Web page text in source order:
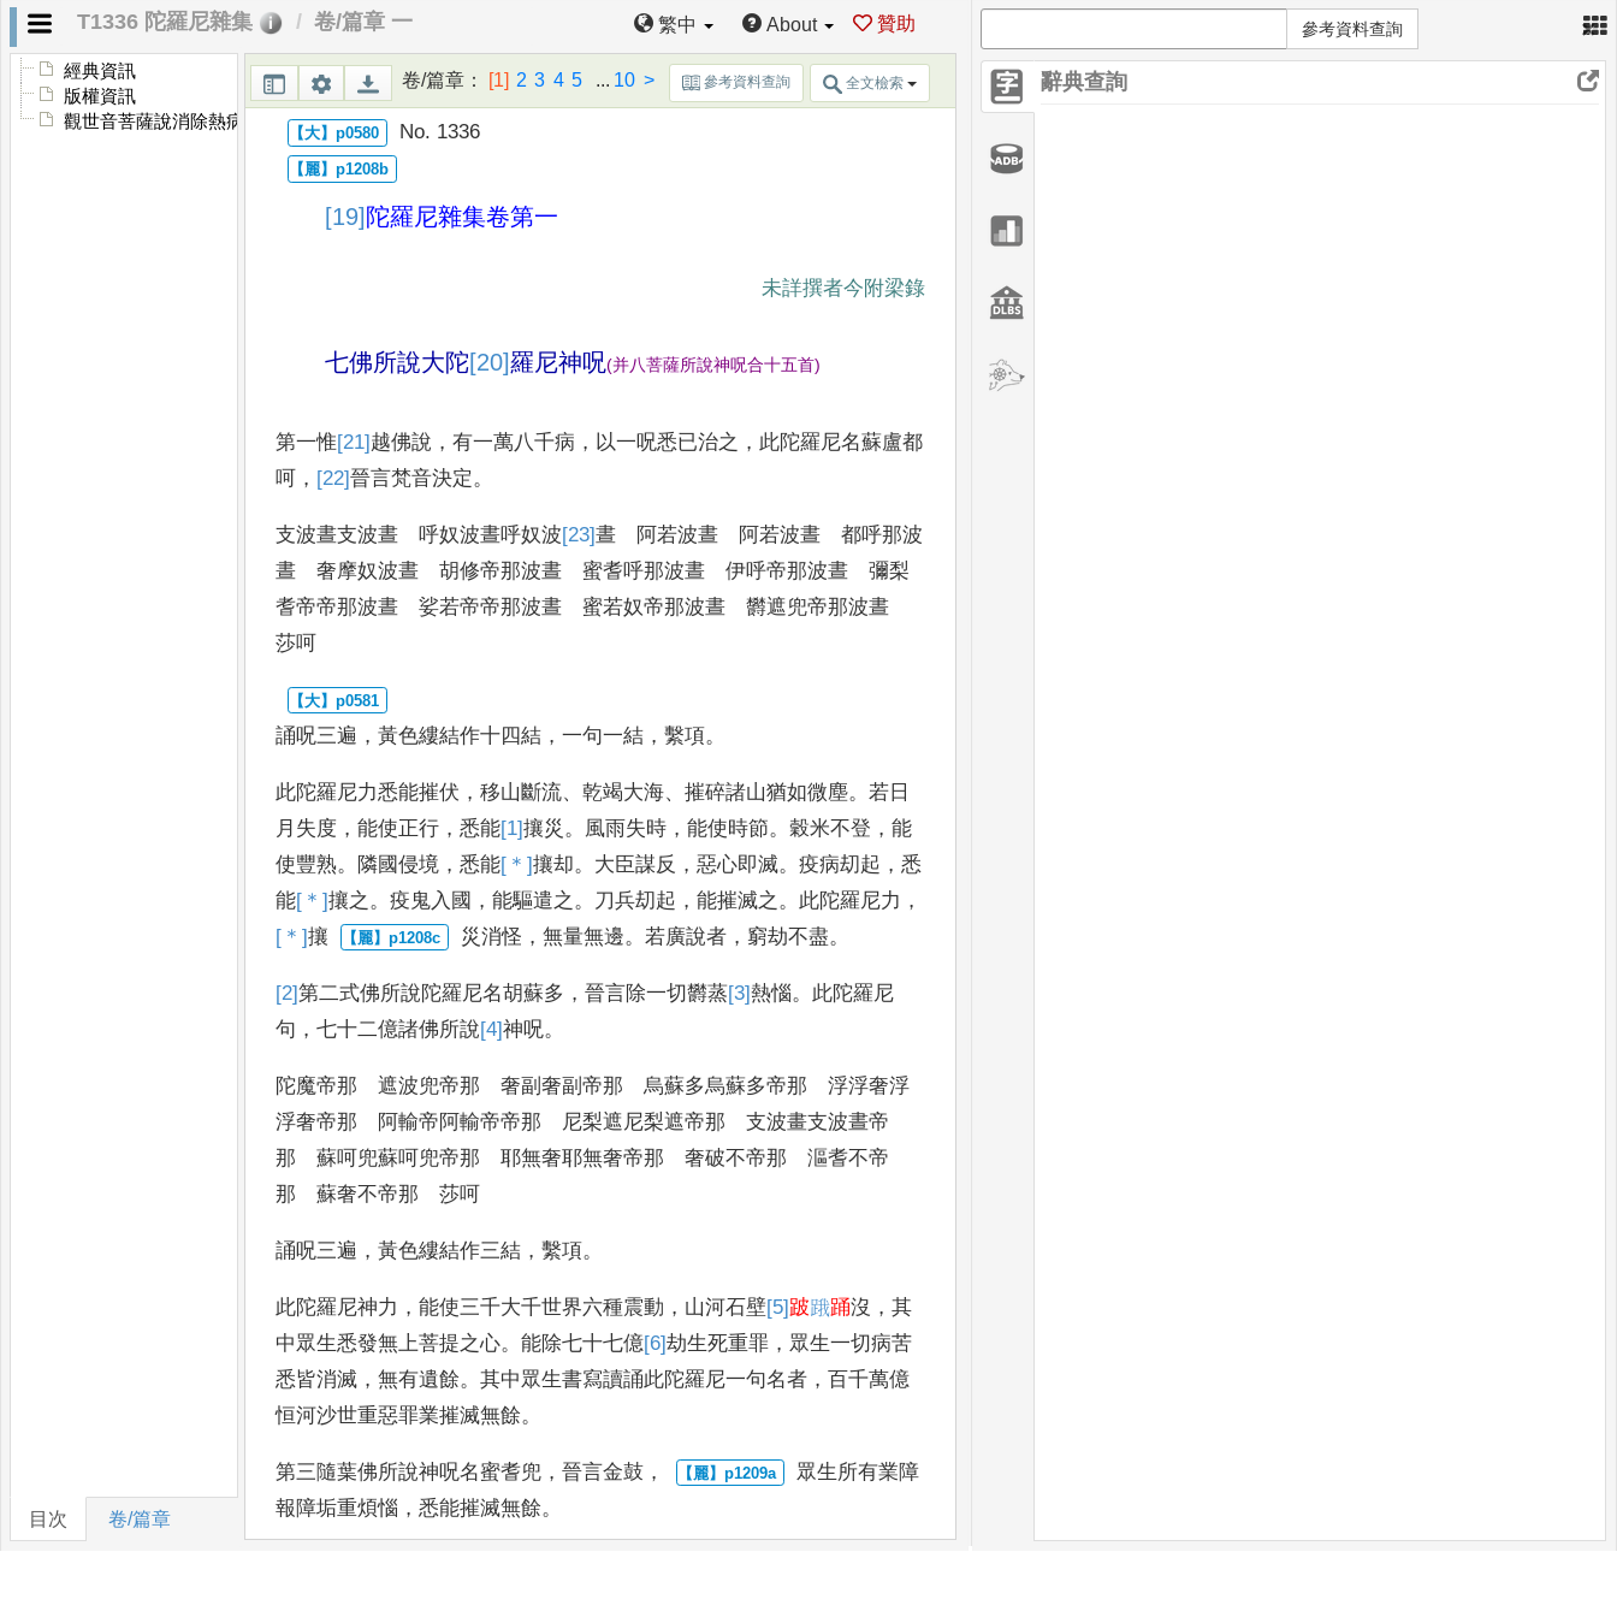
T1336 陀羅尼雜集 卷/篇章 一 繁中 About 贊助
經典資訊
版權資訊
觀世音菩薩說消除熱病諸邪所不能忤大神呪
目次 卷/篇章
卷/篇章 ： [1] 2 3 4 5 ... 10 > 參考資料查詢 全文檢索
No. 1336
[19] 陀羅尼雜集卷第一
未詳撰者今附梁錄
七佛所說大陀[20]羅尼神呪(并八菩薩所說神呪合十五首)
第一惟[21]越佛說 ， 有一萬八千病 ， 以一呪悉已治之 ， 此陀羅尼名蘇盧都
呵 ， [22]晉言梵音決定 。
支波晝支波晝 呼奴波晝呼奴波[23]晝 阿若波晝 阿若波晝 都呼那波
晝 奢摩奴波晝 胡修帝那波晝 蜜耆呼那波晝 伊呼帝那波晝 彌梨
耆帝帝那波晝 娑若帝帝那波晝 蜜若奴帝那波晝 欝遮兜帝那波晝
莎呵
誦呪三遍 ， 黃色縷結作十四結 ， 一句一結 ， 繫項。
此陀羅尼力悉能摧伏 ， 移山斷流、 乾竭大海、 摧碎諸山猶如微塵。 若日
月失度 ， 能使正行 ， 悉能[1]攘災 。 風雨失時 ， 能使時節。 穀米不登 ， 能
使豐熟。 隣國侵境 ， 悉能[＊]攘却。 大臣謀反 ， 惡心即滅。 疫病刧起 ， 悉
能[＊]攘之 。 疫鬼入國 ， 能驅遣之 。 刀兵刧起 ， 能摧滅之 。 此陀羅尼力 ，
[＊]攘 災消怪 ，無量無邊。 若廣說者 ， 窮劫不盡。
[2]第二式佛所說陀羅尼名胡蘇多 ， 晉言除一切欝蒸[3]熱惱。 此陀羅尼
句 ， 七十二億諸佛所說[4]神呪。
陀魔帝那 遮波兜帝那 奢副奢副帝那 烏蘇多烏蘇多帝那 浮浮奢浮
浮奢帝那 阿輸帝阿輸帝帝那 尼梨遮尼梨遮帝那 支波畫支波晝帝
那 蘇呵兜蘇呵兜帝那 耶無奢耶無奢帝那 奢破不帝那 漚耆不帝
那 蘇奢不帝那 莎呵
誦呪三遍 ， 黃色縷結作三結 ， 繫項。
此陀羅尼神力 ， 能使三千大千世界六種震動 ， 山河石壁[5]跛𨁟踊沒 ， 其
中眾生悉發無上菩提之心。 能除七十七億[6]劫生死重罪 ， 眾生一切病苦
悉皆消滅 ， 無有遺餘。 其中眾生書寫讀誦此陀羅尼一句名者 ， 百千萬億
恒河沙世重惡罪業摧滅無餘。
第三隨葉佛所說神呪名蜜耆兜 ， 晉言金鼓 ，
眾生所有業障
報障垢重煩惱 ， 悉能摧滅無餘。
×
參考資料查詢
辭典查詢